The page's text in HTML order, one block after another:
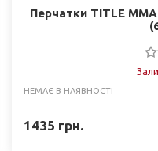
Перчатки TITLE
НЕМАЄ В НАЯВНОСТІ
1435 грн.